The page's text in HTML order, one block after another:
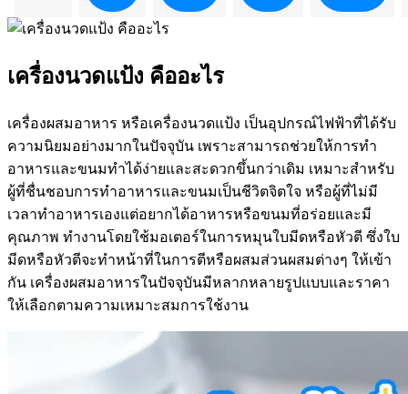
เครื่องนวดแป้ง คืออะไร
เครื่องผสมอาหาร หรือเครื่องนวดแป้ง เป็นอุปกรณ์ไฟฟ้าที่ได้รับ
ความนิยมอย่างมากในปัจจุบัน เพราะสามารถช่วยให้การทำ
อาหารและขนมทำได้ง่ายและสะดวกขึ้นกว่าเดิม เหมาะสำหรับ
ผู้ที่ชื่นชอบการทำอาหารและขนมเป็นชีวิตจิตใจ หรือผู้ที่ไม่มี
เวลาทำอาหารเองแต่อยากได้อาหารหรือขนมที่อร่อยและมี
คุณภาพ ทำงานโดยใช้มอเตอร์ในการหมุนใบมีดหรือหัวตี ซึ่งใบ
มีดหรือหัวตีจะทำหน้าที่ในการตีหรือผสมส่วนผสมต่างๆ ให้เข้า
กัน เครื่องผสมอาหารในปัจจุบันมีหลากหลายรูปแบบและราคา
ให้เลือกตามความเหมาะสมการใช้งาน